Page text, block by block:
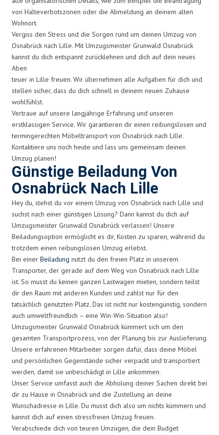
von Halteverbotszonen oder die Abmeldung an deinem alten
Wohnort.
Vergiss den Stress und die Sorgen rund um deinen Umzug von
Osnabrück nach Lille. Mit Umzugsmeister Grunwald Osnabrück
kannst du dich entspannt zurücklehnen und dich auf dein neues
Aben
teuer in Lille freuen. Wir übernehmen alle Aufgaben für dich und
stellen sicher, dass du dich schnell in deinem neuen Zuhause
wohlfühlst.
Vertraue auf unsere langjährige Erfahrung und unseren
erstklassigen Service. Wir garantieren dir einen reibungslosen und
termingerechten Möbeltransport von Osnabrück nach Lille.
Kontaktiere uns noch heute und lass uns gemeinsam deinen
Umzug planen!
Günstige Beiladung Von
Osnabrück Nach Lille
Hey du, stehst du vor einem Umzug von Osnabrück nach Lille und
suchst nach einer günstigen Lösung? Dann kannst du dich auf
Umzugsmeister Grunwald Osnabrück verlassen! Unsere
Beiladungsoption ermöglicht es dir, Kosten zu sparen, während du
trotzdem einen reibungslosen Umzug erlebst.
Bei einer Beiladung nutzt du den freien Platz in unserem
Transporter, der gerade auf dem Weg von Osnabrück nach Lille
ist. So musst du keinen ganzen Lastwagen mieten, sondern teilst
dir den Raum mit anderen Kunden und zahlst nur für den
tatsächlich genutzten Platz. Das ist nicht nur kostengünstig, sondern
auch umweltfreundlich – eine Win-Win-Situation also!
Umzugsmeister Grunwald Osnabrück kümmert sich um den
gesamten Transportprozess, von der Planung bis zur Auslieferung.
Unsere erfahrenen Mitarbeiter sorgen dafür, dass deine Möbel
und persönlichen Gegenstände sicher verpackt und transportiert
werden, damit sie unbeschädigt in Lille ankommen.
Unser Service umfasst auch die Abholung deiner Sachen direkt bei
dir zu Hause in Osnabrück und die Zustellung an deine
Wunschadresse in Lille. Du musst dich also um nichts kümmern und
kannst dich auf einen stressfreien Umzug freuen.
Verabschiede dich von teuren Umzügen, die dein Budget